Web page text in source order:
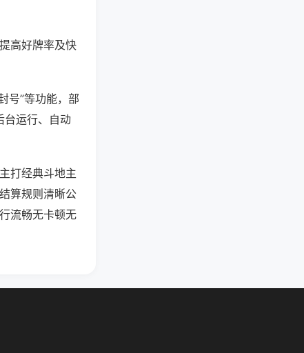
高好牌率及快
号”等功能，部
台运行、自动
打经典斗地主
算规则清晰公
流畅无卡顿无